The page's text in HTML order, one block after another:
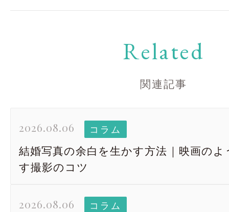
Related
関連記事
2026.08.06 コラム
結婚写真の余白を生かす方法｜映画の
す撮影のコツ
2026.08.06 コラム